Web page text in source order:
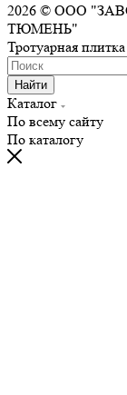
2026 © ООО
ТЮМЕНЬ"
Тротуарная плитка
Найти
Каталог
По всему сайту
По каталогу